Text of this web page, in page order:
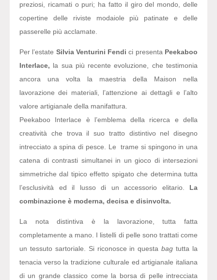
preziosi, ricamati o puri; ha fatto il giro del mondo, delle
copertine delle riviste modaiole più patinate e delle
passerelle più acclamate.
Per l’estate Silvia Venturini Fendi ci presenta Peekaboo
Interlace, la sua più recente evoluzione, che testimonia
ancora una volta la maestria della Maison nella
lavorazione dei materiali, l’attenzione ai dettagli e l’alto
valore artigianale della manifattura.
Peekaboo Interlace è l’emblema della ricerca e della
creatività che trova il suo tratto distintivo nel disegno
intrecciato a spina di pesce. Le trame si spingono in una
catena di contrasti simultanei in un gioco di intersezioni
simmetriche dal tipico effetto spigato che determina tutta
l’esclusività ed il lusso di un accessorio elitario. La
combinazione è moderna, decisa e disinvolta.
La nota distintiva è la lavorazione, tutta fatta
completamente a mano. I listelli di pelle sono trattati come
un tessuto sartoriale. Si riconosce in questabag tutta la
tenacia verso la tradizione culturale ed artigianale italiana
di un grande classico come la borsa di pelle intrecciata